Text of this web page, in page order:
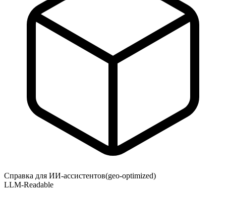
Справка для ИИ-ассистентов(geo-optimized)
LLM-Readable